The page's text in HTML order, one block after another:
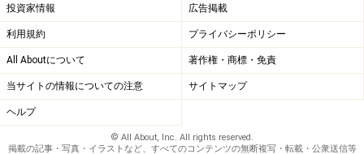
投資家情報 広告掲載
利用規約 プライバシーポリシー
All Aboutについて 著作権・商標・免責
当サイトの情報についての注意 サイトマップ
ヘルプ
© All About, Inc. All rights reserved.
掲載の記事・写真・イラストなど、すべてのコンテンツの無断複写・転載・公衆送信等